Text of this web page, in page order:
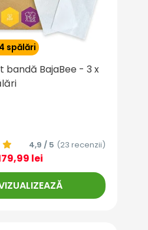
spălări
bandă BajaBee - 3 x
4,9 / 5 (23 recenzii)
lei